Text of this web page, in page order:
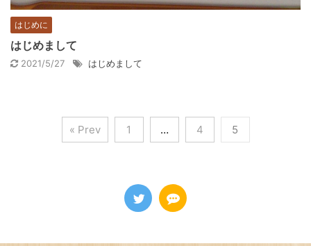
はじめに
はじめまして
2021/5/27 はじめまして
« Prev 1 … 4 5